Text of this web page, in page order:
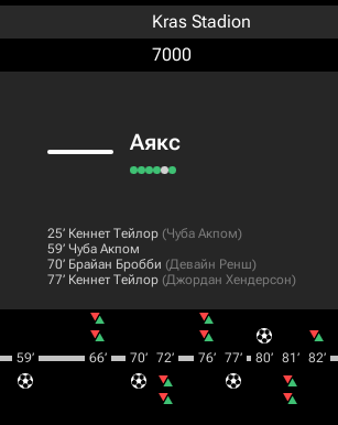
Kras Stadion
7000
Аякс
25‎’‎ Кеннет Тейлор (Чуба Акпом)
59‎’‎ Чуба Акпом
70‎’‎ Брайан Бробби (Девайн Ренш)
77‎’‎ Кеннет Тейлор (Джордан Хендерсон)
59‎’‎ 66‎’‎ 70‎’‎ 72‎’‎ 76‎’‎ 77‎’‎ 80‎’‎ 81‎’‎ 82‎’‎